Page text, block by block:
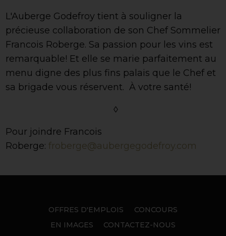
L'Auberge Godefroy tient à souligner la
précieuse collaboration de son Chef Sommelier
Francois Roberge. Sa passion pour les vins est
remarquable! Et elle se marie parfaitement au
menu digne des plus fins palais que le Chef et
sa brigade vous réservent. À votre santé!
◊
Pour joindre Francois
Roberge:froberge@aubergegodefroy.com
CONCOURS
OFFRES D'EMPLOIS
EN IMAGES
CONTACTEZ-NOUS